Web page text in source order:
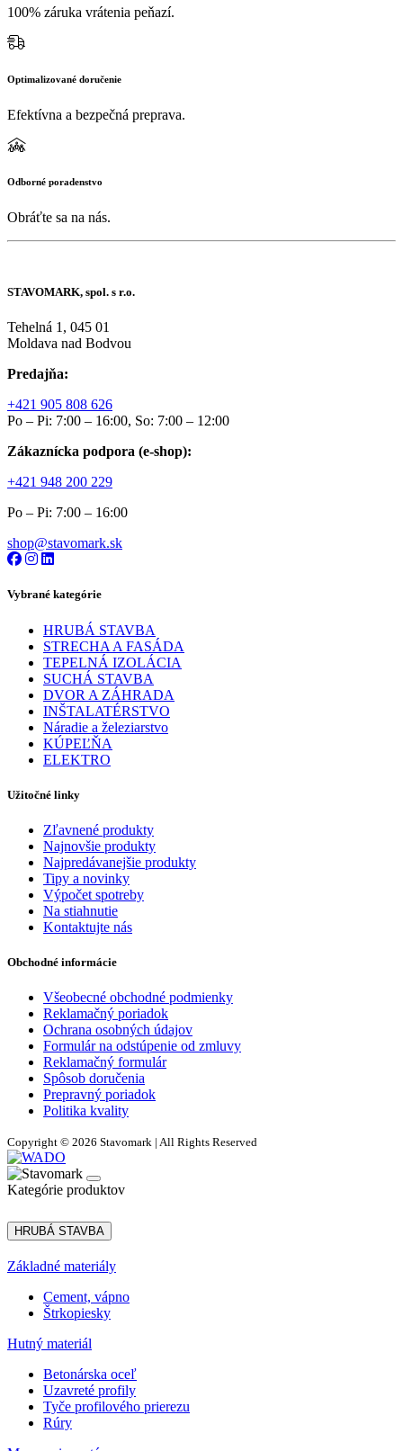
100% záruka vrátenia peňazí.
Optimalizované doručenie
Efektívna a bezpečná preprava.
Odborné poradenstvo
Obráťte sa na nás.
STAVOMARK, spol. s r.o.
Tehelná 1, 045 01
Moldava nad Bodvou
Predajňa:
+421 905 808 626
Po – Pi: 7:00 – 16:00, So: 7:00 – 12:00
Zákaznícka podpora (e-shop):
+421 948 200 229
Po – Pi: 7:00 – 16:00
shop@stavomark.sk
Vybrané kategórie
HRUBÁ STAVBA
STRECHA A FASÁDA
TEPELNÁ IZOLÁCIA
SUCHÁ STAVBA
DVOR A ZÁHRADA
INŠTALATÉRSTVO
Náradie a železiarstvo
KÚPEĽŇA
ELEKTRO
Užitočné linky
Zľavnené produkty
Najnovšie produkty
Najpredávanejšie produkty
Tipy a novinky
Výpočet spotreby
Na stiahnutie
Kontaktujte nás
Obchodné informácie
Všeobecné obchodné podmienky
Reklamačný poriadok
Ochrana osobných údajov
Formulár na odstúpenie od zmluvy
Reklamačný formulár
Spôsob doručenia
Prepravný poriadok
Politika kvality
Copyright © 2026 Stavomark | All Rights Reserved
Kategórie produktov
HRUBÁ STAVBA
Základné materiály
Cement, vápno
Štrkopiesky
Hutný materiál
Betonárska oceľ
Uzavreté profily
Tyče profilového prierezu
Rúry